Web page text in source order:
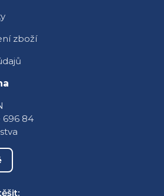
zboží
696 84